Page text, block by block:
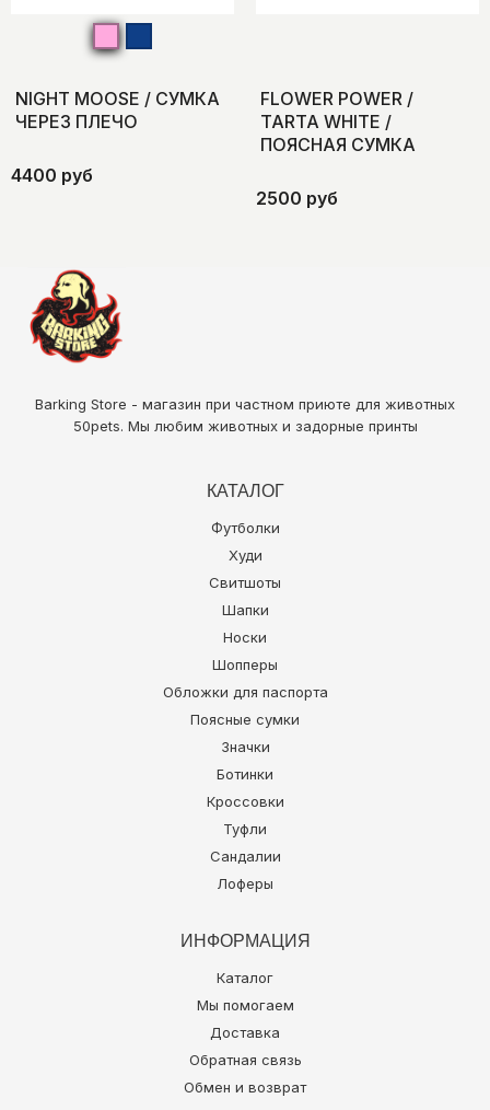
NIGHT MOOSE / СУМКА
ЧЕРЕЗ ПЛЕЧО
4400 руб
FLOWER POWER /
TARTA WHITE /
ПОЯСНАЯ СУМКА
2500 руб
Barking Store - магазин при частном приюте для животных
50pets. Мы любим животных и задорные принты
КАТАЛОГ
Футболки
Худи
Свитшоты
Шапки
Носки
Шопперы
Обложки для паспорта
Поясные сумки
Значки
Ботинки
Кроссовки
Туфли
Сандалии
Лоферы
ИНФОРМАЦИЯ
Каталог
Мы помогаем
Доставка
Обратная связь
Обмен и возврат